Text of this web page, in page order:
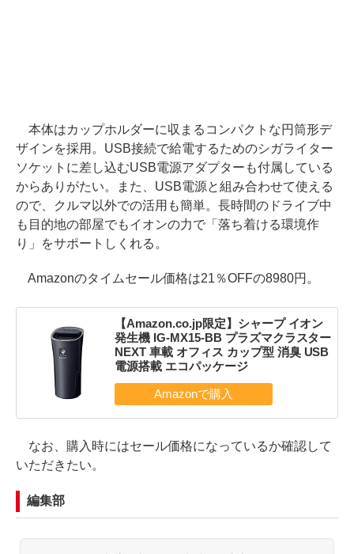
本体はカップホルダーに収まるコンパクトな円筒形デ
ザインを採用。USB接続で給電するためのシガライター
ソケットに差し込むUSB電源アダプターも付属している
からありがたい。また、USB電源と組み合わせて使える
ので、クルマ以外での活用も簡単。長時間のドライブ中
も目的地の部屋でもイオンの力で「落ち着ける環境作
り」をサポートしくれる。
Amazonのタイムセール価格は21％OFFの8980円。
【Amazon.co.jp限定】シャープ イオン
発生機 IG-MX15-BB プラズマクラスター
NEXT 車載 オフィス カップ型 消臭 USB
電源搭載 エコパッケージ
なお、購入時にはセール価格になっているか確認して
いただきたい。
編集部